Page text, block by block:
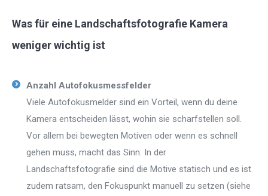
Was für eine Landschaftsfotografie Kamera
weniger wichtig ist
Anzahl Autofokusmessfelder
Viele Autofokusmelder sind ein Vorteil, wenn du deine
Kamera entscheiden lässt, wohin sie scharfstellen soll.
Vor allem bei bewegten Motiven oder wenn es schnell
gehen muss, macht das Sinn. In der
Landschaftsfotografie sind die Motive statisch und es ist
zudem ratsam, den Fokuspunkt manuell zu setzen (siehe